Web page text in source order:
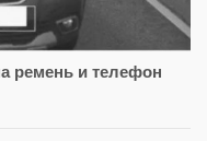
ремень и телефон